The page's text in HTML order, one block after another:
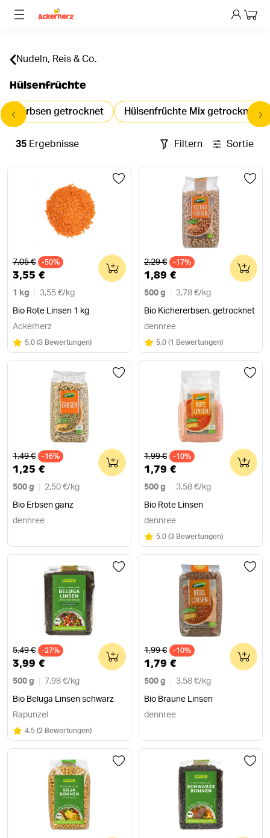
Dein
Nudeln, Reis & Co.
Hülsenfrüchte
Erbsen getrocknet Hülsenfrüchte Mix getrocknet
35 Ergebnisse Filtern Sortieren
Alter Preis
7,05 € -50%
3,55 €
1 kg 3,55 €/ kg
Bio Rote Linsen 1 kg
0
Ackerherz
Bewertung:
5.0/5
(3 Bewertungen)
Alter Preis
2,29 € -17%
1,89 €
500 g 3,78 €/ kg
Bio Kichererbsen, getrocknet
0
dennree
Bewertung:
5.0/5
(1 Bewertungen)
Alter Preis
1,49 € -16%
1,25 €
500 g 2,50 €/ kg
Bio Erbsen ganz
0
dennree
Alter Preis
1,99 € -10%
1,79 €
500 g 3,58 €/ kg
Bio Rote Linsen
0
dennree
Bewertung:
5.0/5
(3 Bewertungen)
Alter Preis
5,49 € -27%
3,99 €
500 g 7,98 €/ kg
Bio Beluga Linsen schwarz
0
Rapunzel
Bewertung:
4.5/5
(2 Bewertungen)
Alter Preis
1,99 € -10%
1,79 €
500 g 3,58 €/ kg
Bio Braune Linsen
0
dennree